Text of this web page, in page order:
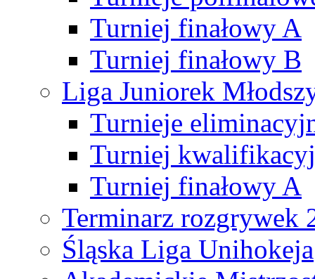
Turniej finałowy A
Turniej finałowy B
Liga Juniorek
Turnieje
Turniej
Turniej finałowy A
Terminarz rozgrywek
Śląska Liga Unihokeja